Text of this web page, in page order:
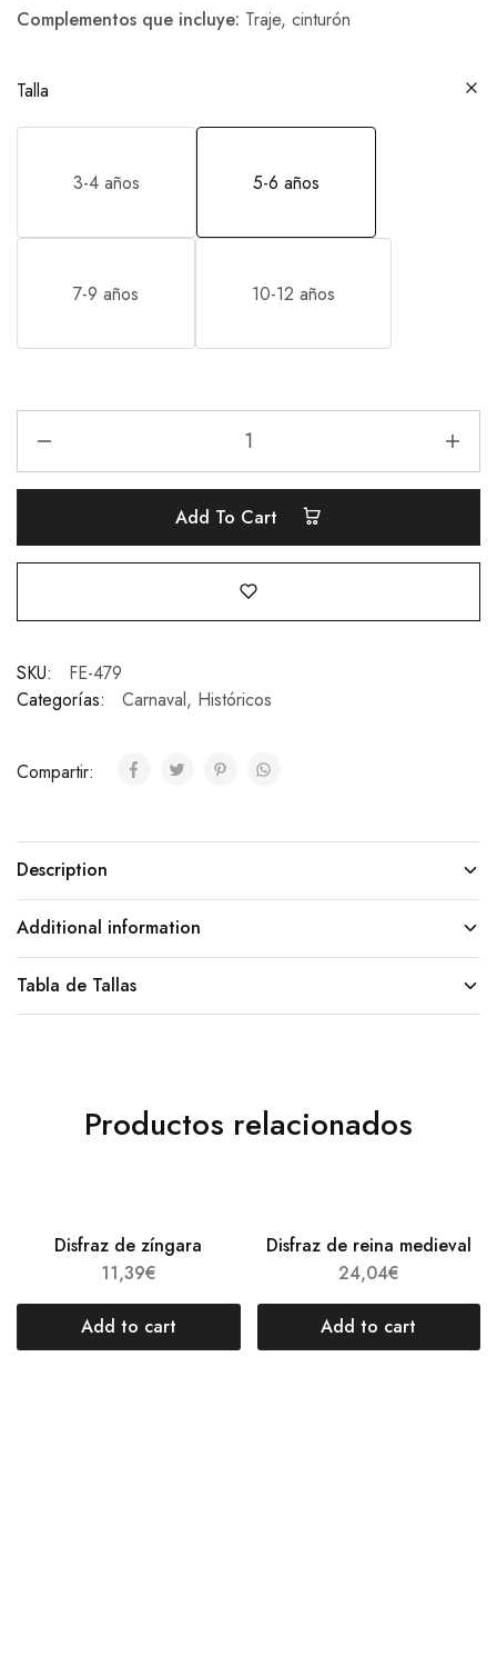
Complementos que incluye: Traje, cinturón
Talla
3-4 años 5-6 años
7-9 años 10-12 años
Add To Cart
SKU:
FE-479
Categorías:
Carnaval, Históricos
Compartir:
Description
Additional information
Tabla de Tallas
Productos relacionados
Disfraz de zíngara
11,39€
Add to cart
Disfraz de reina medieval
24,04€
Add to cart